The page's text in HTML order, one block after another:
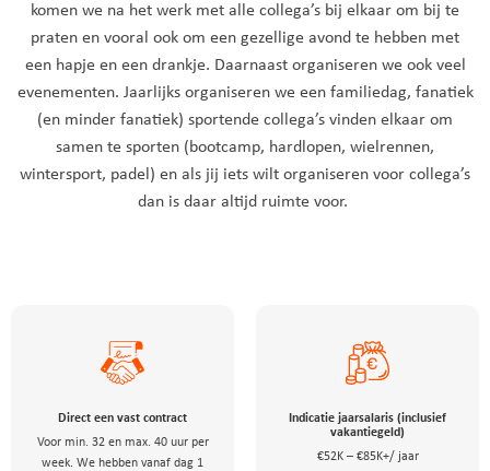
komen we na het werk met alle collega’s bij elkaar om bij te
praten en vooral ook om een gezellige avond te hebben met
een hapje en een drankje. Daarnaast organiseren we ook veel
evenementen. Jaarlijks organiseren we een familiedag, fanatiek
(en minder fanatiek) sportende collega’s vinden elkaar om
samen te sporten (bootcamp, hardlopen, wielrennen,
wintersport, padel) en als jij iets wilt organiseren voor collega’s
dan is daar altijd ruimte voor.
Direct een vast contract
Voor min. 32 en max. 40 uur per
week. We hebben vanaf dag 1
Indicatie jaarsalaris (inclusief
vakantiegeld)
€52K – €85K+/ jaar